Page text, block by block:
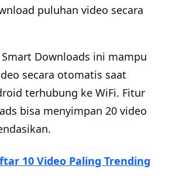
puluhan video secara
Downloads ini mampu
secara otomatis saat
terhubung ke WiFi. Fitur
bisa menyimpan 20 video
10 Video Paling Trending